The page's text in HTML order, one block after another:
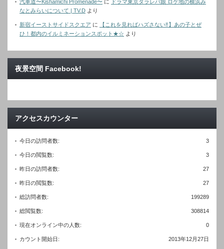
汽車道〜Kishamichi Promenade〜 に
ドラマ東京タラレバ娘 ロケ地の横浜み
なとみらいについて | TV.D より
新宿イーストサイドスクエア に
【これを見ればハズさない‼︎】あの子とぜ
ひ！都内のイルミネーションスポット★☆ より
夜景空間 Facebook!
アクセスカウンター
3
今日の訪問者数:
3
今日の閲覧数:
27
昨日の訪問者数:
27
昨日の閲覧数:
199289
総訪問者数:
308814
総閲覧数:
0
現在オンライン中の人数:
2013年12月27日
カウント開始日: